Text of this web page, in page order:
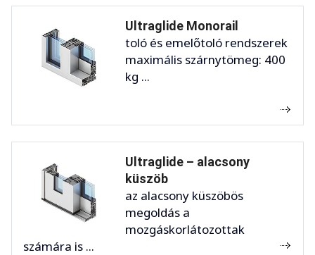
Ultraglide Monorail
toló és emelőtoló rendszerek
maximális szárnytömeg: 400
kg ...
Ultraglide – alacsony
küszöb
az alacsony küszöbös
megoldás a
mozgáskorlátozottak
számára is ...